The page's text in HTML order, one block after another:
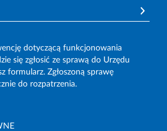
dotyczącą funkcjonowania
się zgłosić ze sprawą do Urzędu
formularz. Zgłoszoną sprawę
do rozpatrzenia.